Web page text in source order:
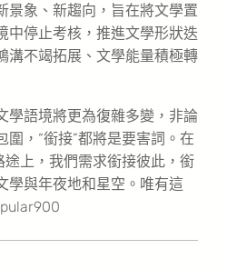
景象、新趨向，旨在將文學置
中停止考核，推進文學形狀迭
溝不竭拓展、文學能量積極轉
學語境將更為復雜多變，非論
圍，“銜接”都將是要害詞。在
途上，我們需求銜接彼此，銜
學與年夜地和星空。唯有這